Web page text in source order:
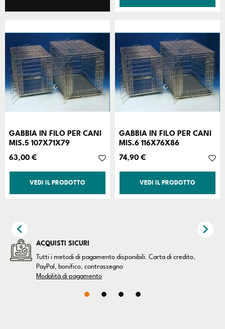
GABBIA IN FILO PER CANI
MIS.5 107X71X79
Prezzo
63,00 €
VEDI IL PRODOTTO
GABBIA IN FILO PER CANI
MIS.6 116X76X86
Prezzo
74,90 €
VEDI IL PRODOTTO

ACQUISTI SICURI
Tutti i metodi di pagamento disponibili. Carta di credito,
PayPal, bonifico, contrassegno
Modalità di pagamento
